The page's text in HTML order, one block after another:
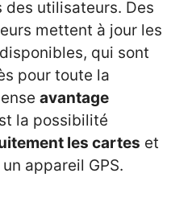
utilisateurs. Des
mettent à jour les
qui sont
pour toute la
avantage
la possibilité
les cartes et
appareil GPS.